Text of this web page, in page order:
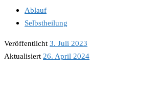
Ablauf
Selbstheilung
Veröffentlicht 3. Juli 2023
Aktualisiert 26. April 2024